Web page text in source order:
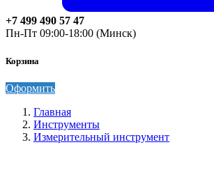
+7 499 490 57 47
Пн-Пт 09:00-18:00 (Минск)
Корзина
Оформить
Главная
Инструменты
Измерительный инструмент